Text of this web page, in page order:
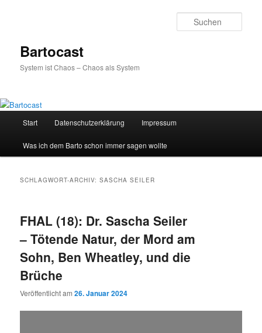
Bartocast
System ist Chaos – Chaos als System
Start Datenschutzerklärung Impressum
Was ich dem Barto schon immer sagen wollte
SCHLAGWORT-ARCHIV:SASCHA SEILER
FHAL (18): Dr. Sascha Seiler
– Tötende Natur, der Mord am
Sohn, Ben Wheatley, und die
Brüche
Veröffentlicht am26. Januar 2024